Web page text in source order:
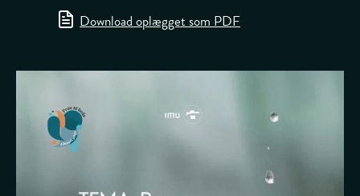
Download oplægget som PDF